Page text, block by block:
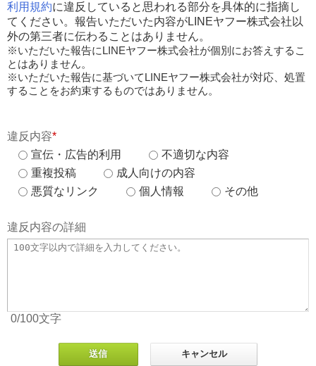
利用規約に違反していると思われる部分を具体的に指摘し
てください。報告いただいた内容がLINEヤフー株式会社以
外の第三者に伝わることはありません。
※いただいた報告にLINEヤフー株式会社が個別にお答えするこ
とはありません。
※いただいた報告に基づいてLINEヤフー株式会社が対応、処置
することをお約束するものではありません。
違反内容*
宣伝・広告的利用
不適切な内容
重複投稿
成人向けの内容
悪質なリンク
個人情報 その他
違反内容の詳細
0/100文字